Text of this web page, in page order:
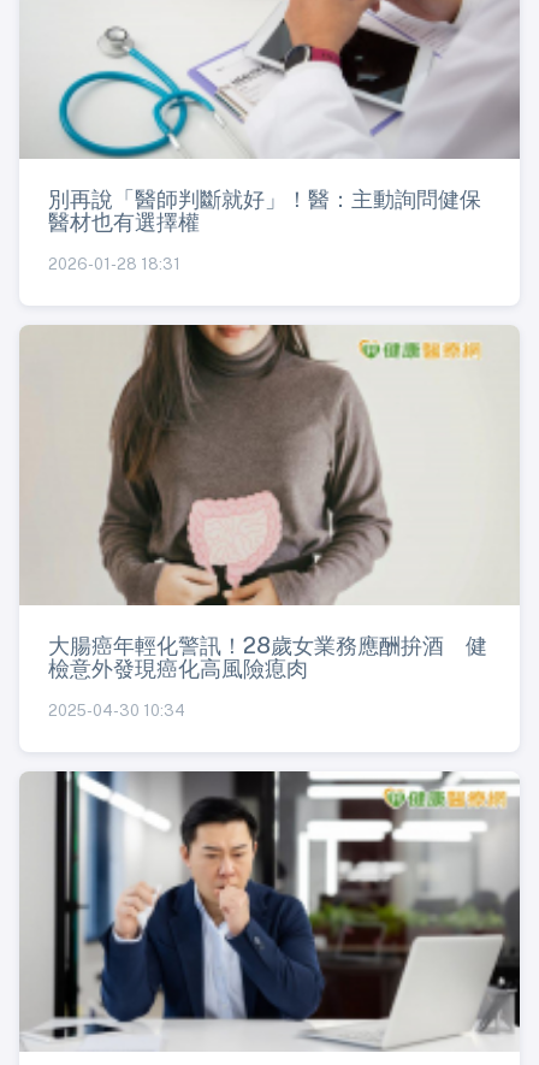
別再說「醫師判斷就好」！醫：主動詢問健保
醫材也有選擇權
2026-01-28 18:31
大腸癌年輕化警訊！28歲女業務應酬拚酒 健
檢意外發現癌化高風險瘜肉
2025-04-30 10:34